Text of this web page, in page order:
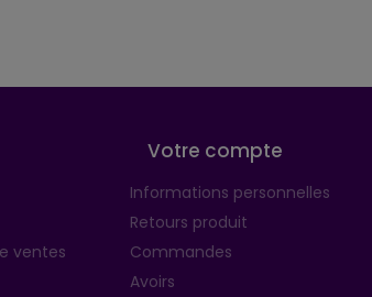
ventes
Votre compte
Informations personnelles
Retours produit
Commandes
Avoirs